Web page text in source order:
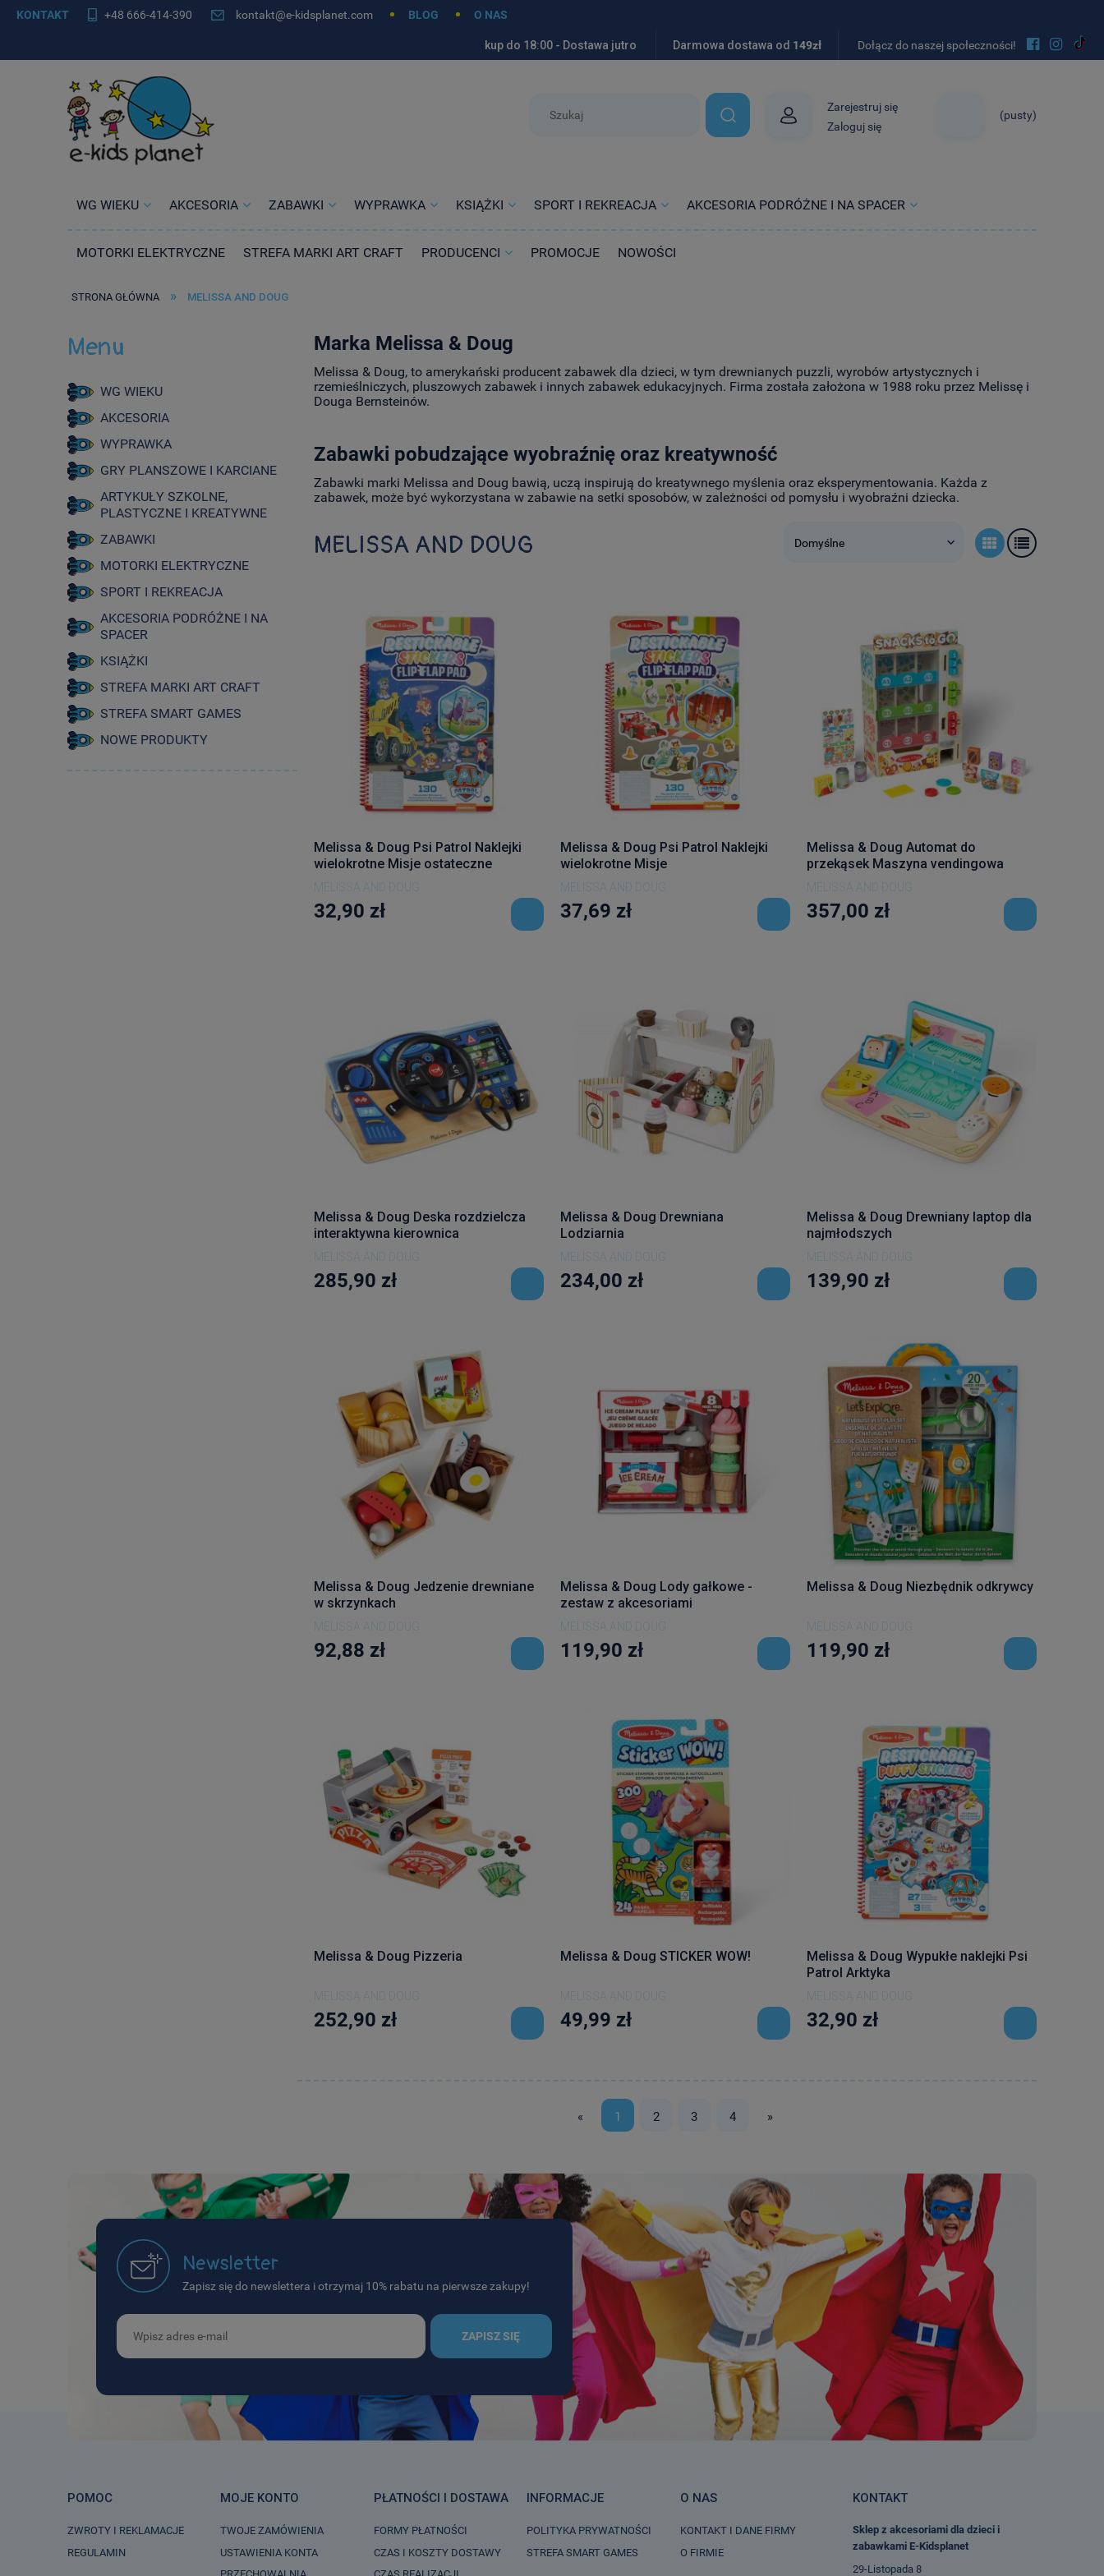
KONTAKT +48 666-414-390 kontakt@e-kidsplanet.com BLOG O NAS
kup do 18:00 - Dostawa jutro Darmowa dostawa od 149zł Dołącz do naszej społeczności!  
(pusty)
Zarejestruj się
Zaloguj się
WG WIEKU AKCESORIA ZABAWKI WYPRAWKA KSIĄŻKI SPORT I REKREACJA AKCESORIA PODRÓŻNE I NA SPACER
MOTORKI ELEKTRYCZNE STREFA MARKI ART CRAFT PRODUCENCI PROMOCJE NOWOŚCI
STRONA GŁÓWNA » MELISSA AND DOUG
Menu
WG WIEKU
AKCESORIA
WYPRAWKA
GRY PLANSZOWE I KARCIANE
ARTYKUŁY SZKOLNE,
PLASTYCZNE I KREATYWNE
ZABAWKI
MOTORKI ELEKTRYCZNE
SPORT I REKREACJA
AKCESORIA PODRÓŻNE I NA
SPACER
KSIĄŻKI
STREFA MARKI ART CRAFT
STREFA SMART GAMES
NOWE PRODUKTY
Marka Melissa & Doug
Melissa & Doug, to amerykański producent zabawek dla dzieci, w tym drewnianych puzzli, wyrobów artystycznych i
rzemieślniczych, pluszowych zabawek i innych zabawek edukacyjnych. Firma została założona w 1988 roku przez Melissę i
Douga Bernsteinów.
Zabawki pobudzające wyobraźnię oraz kreatywność
Zabawki marki Melissa and Doug bawią, uczą inspirują do kreatywnego myślenia oraz eksperymentowania. Każda z
zabawek, może być wykorzystana w zabawie na setki sposobów, w zależności od pomysłu i wyobraźni dziecka.
MELISSA AND DOUG
Melissa & Doug Psi Patrol Naklejki
wielokrotne Misje ostateczne
MELISSA AND DOUG
32,90 zł
Melissa & Doug Psi Patrol Naklejki
wielokrotne Misje
MELISSA AND DOUG
37,69 zł
Melissa & Doug Automat do
przekąsek Maszyna vendingowa
MELISSA AND DOUG
357,00 zł
Melissa & Doug Deska rozdzielcza
interaktywna kierownica
MELISSA AND DOUG
285,90 zł
Melissa & Doug Drewniana
Lodziarnia
MELISSA AND DOUG
234,00 zł
Melissa & Doug Drewniany laptop dla
najmłodszych
MELISSA AND DOUG
139,90 zł
Melissa & Doug Jedzenie drewniane
w skrzynkach
MELISSA AND DOUG
92,88 zł
Melissa & Doug Lody gałkowe -
zestaw z akcesoriami
MELISSA AND DOUG
119,90 zł
Melissa & Doug Niezbędnik odkrywcy
MELISSA AND DOUG
119,90 zł
Melissa & Doug Pizzeria
MELISSA AND DOUG
252,90 zł
Melissa & Doug STICKER WOW!
MELISSA AND DOUG
49,99 zł
Melissa & Doug Wypukłe naklejki Psi
Patrol Arktyka
MELISSA AND DOUG
32,90 zł
« 1 2 3 4 »
Newsletter
Zapisz się do newslettera i otrzymaj 10% rabatu na pierwsze zakupy!
ZAPISZ SIĘ
POMOC
ZWROTY I REKLAMACJE
REGULAMIN
MOJE KONTO
TWOJE ZAMÓWIENIA
USTAWIENIA KONTA
PŁATNOŚCI I DOSTAWA
FORMY PŁATNOŚCI
CZAS I KOSZTY DOSTAWY
INFORMACJE
POLITYKA PRYWATNOŚCI
STREFA SMART GAMES
O NAS
KONTAKT I DANE FIRMY
O FIRMIE
KONTAKT
Sklep z akcesoriami dla dzieci i
zabawkami E-Kidsplanet
29-Listopada 8